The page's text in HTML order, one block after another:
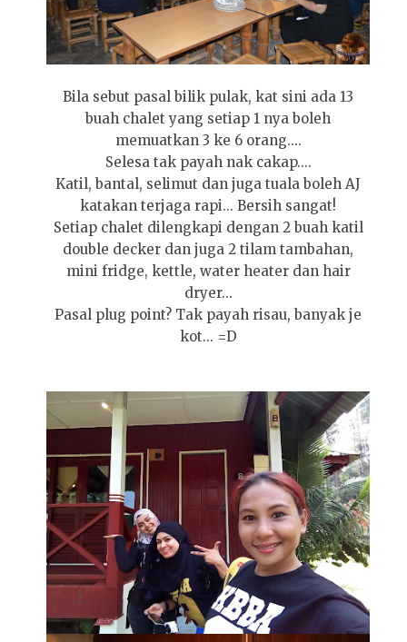
Bila sebut pasal bilik pulak, kat sini ada 13
buah chalet yang setiap 1 nya boleh
memuatkan 3 ke 6 orang....
Selesa tak payah nak cakap....
Katil, bantal, selimut dan juga tuala boleh AJ
katakan terjaga rapi... Bersih sangat!
Setiap chalet dilengkapi dengan 2 buah katil
double decker dan juga 2 tilam tambahan,
mini fridge, kettle, water heater dan hair
dryer...
Pasal plug point? Tak payah risau, banyak je
kot... =D